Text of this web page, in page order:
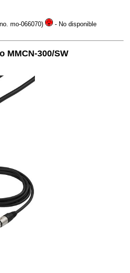
mo-066070) - No disponible
MMCN-300/SW